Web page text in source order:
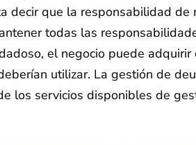
que la responsabilidad
todas las
el negocio puede
utilizar. La gestión de
los servicios disponibles de